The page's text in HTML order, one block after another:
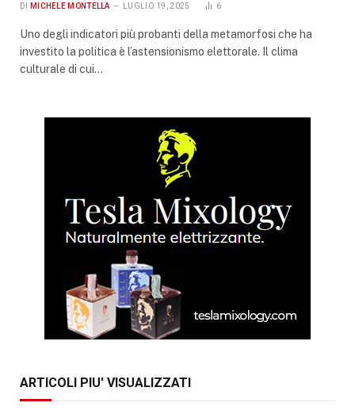
DI MICHELE MONTELLA LUGLIO 19, 2025 6
Uno degli indicatori più probanti della metamorfosi che ha
investito la politica è l’astensionismo elettorale. Il clima
culturale di cui…
ARTICOLI PIU' VISUALIZZATI